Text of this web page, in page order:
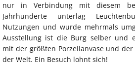
nur in Verbindung mit diesem
Jahrhunderte unterlag
Nutzungen und wurde mehrmals
Ausstellung ist die Burg selber und
mit der größten Porzellanvase und
der Welt. Ein Besuch lohnt sich!